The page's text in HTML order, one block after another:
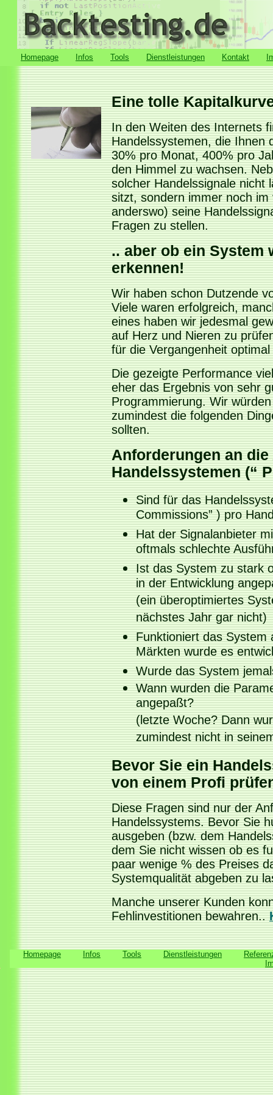
Homepage Infos Tools Dienstleistungen Kontakt
Eine tolle
In den Weiten des Internets
Handelssystemen, die Ihnen
30% pro Monat, 400% pro
den Himmel zu wachsen.
solcher Handelssignale nicht
sitzt, sondern immer noch
anderswo) seine
Fragen zu stellen.
.. aber ob ein
erkennen!
Wir haben schon Dutzende
Viele waren erfolgreich,
eines haben wir jedesmal
auf Herz und Nieren zu
für die Vergangenheit
Die gezeigte Performance
eher das Ergebnis von sehr
Programmierung. Wir
zumindest die folgenden
sollten.
Anforderungen an
Handelssystemen (“
Sind für das
Commissions” ) pro
Hat der Signalanbieter
oftmals schlechte
Ist das System zu stark
in der Entwicklung
(ein überoptimiertes
nächstes Jahr gar nicht)
Funktioniert das System
Märkten wurde es
Wurde das System
Wann wurden die
angepaßt?
(letzte Woche? Dann
zumindest nicht in
Bevor Sie ein
von einem Profi
Diese Fragen sind nur der
Handelssystems. Bevor Sie
ausgeben (bzw. dem
dem Sie nicht wissen ob es
paar wenige % des Preises
Systemqualität abgeben zu
Manche unserer Kunden
Fehlinvestitionen bewahren..
Homepage Infos Tools Dienstleistungen